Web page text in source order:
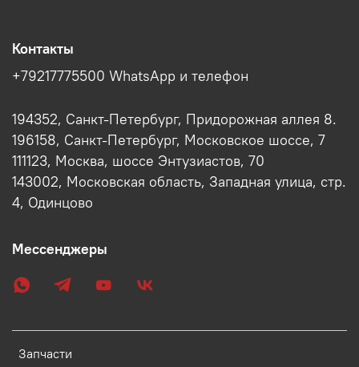
Запчасти
Контакты
+79217775500 WhatsApp и телефон
194352, Санкт-Петербург, Придорожная аллея 8.
196158, Санкт-Петербург, Московское шоссе, 7
111123, Москва, шоссе Энтузиастов, 70
143002, Московская область, Западная улица, стр.
4, Одинцово
Мессенджеры